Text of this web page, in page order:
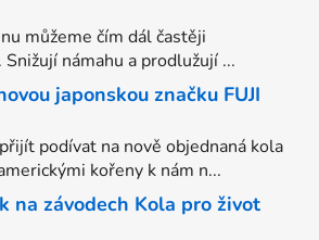
můžeme čím dál častěji
námahu a prodlužují ...
japonskou značku FUJI
podívat na nově objednaná kola
kořeny k nám n...
na závodech Kola pro život